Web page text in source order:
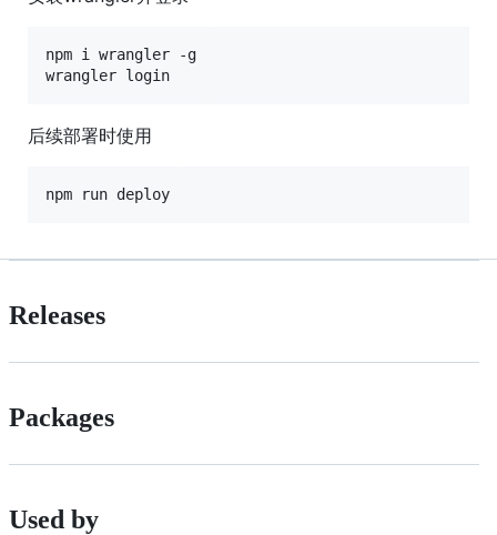
npm i wrangler -g
后续部署时使用
Releases
Packages
Used by